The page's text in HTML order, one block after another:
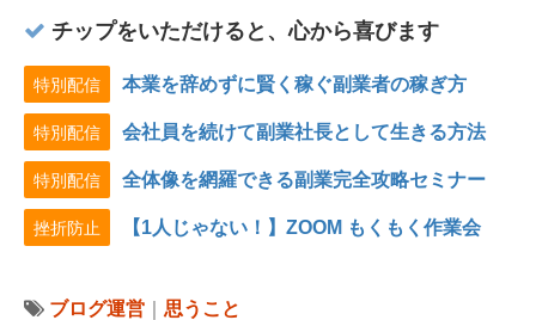
チップをいただけると、心から喜びます
特別配信 本業を辞めずに賢く稼ぐ副業者の稼ぎ方
特別配信 会社員を続けて副業社長として生きる方法
特別配信 全体像を網羅できる副業完全攻略セミナー
挫折防止 【1人じゃない！】ZOOM もくもく作業会
ブログ運営 思うこと